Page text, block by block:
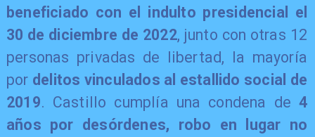
beneficiado con el indulto presidencial el
30 de diciembre de 2022, junto con otras 12
personas privadas de libertad, la mayoría
por delitos vinculados al estallido social de
2019. Castillo cumplía una condena de 4
años por desórdenes, robo en lugar no